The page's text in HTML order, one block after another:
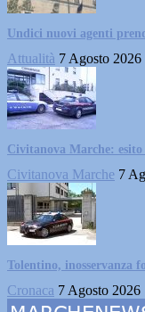
Undici nuovi agenti
Attualità 7 Agosto 2026
Civitanova Marche:
Civitanova Marche 7
Tolentino, inosservanza
Cronaca 7 Agosto 2026